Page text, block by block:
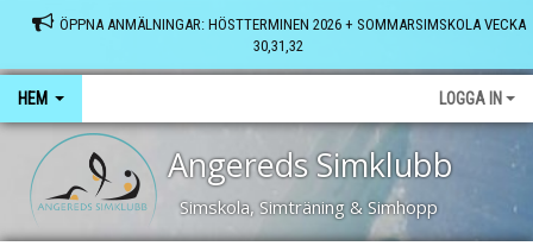
ÖPPNA ANMÄLNINGAR: HÖSTTERMINEN 2026 + SOMMARSIMSKOLA VECKA
30,31,32
HEM LOGGA IN
Angereds Simklubb
Simskola, Simträning & Simhopp